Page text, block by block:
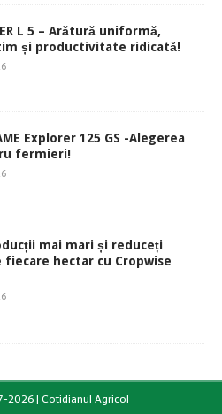
L 5 – Arătură uniformă,
și productivitate ridicată!
Explorer 125 GS -Alegerea
fermieri!
mai mari și reduceți
fiecare hectar cu Cropwise
2026 | Cotidianul Agricol